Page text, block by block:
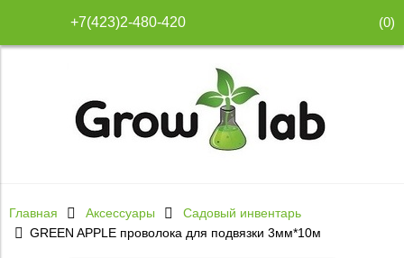
+7(423)2-480-420 (0)
Главная Аксессуары
Садовый инвентарь
GREEN APPLE проволока для подвязки 3мм*10м